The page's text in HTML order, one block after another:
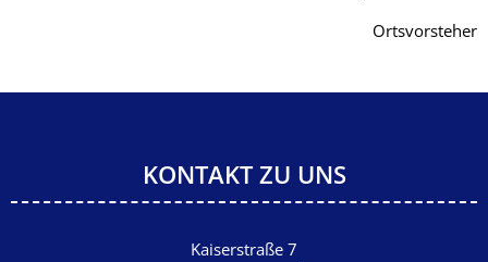
Ortsvorsteher
KONTAKT ZU UNS
Kaiserstraße 7